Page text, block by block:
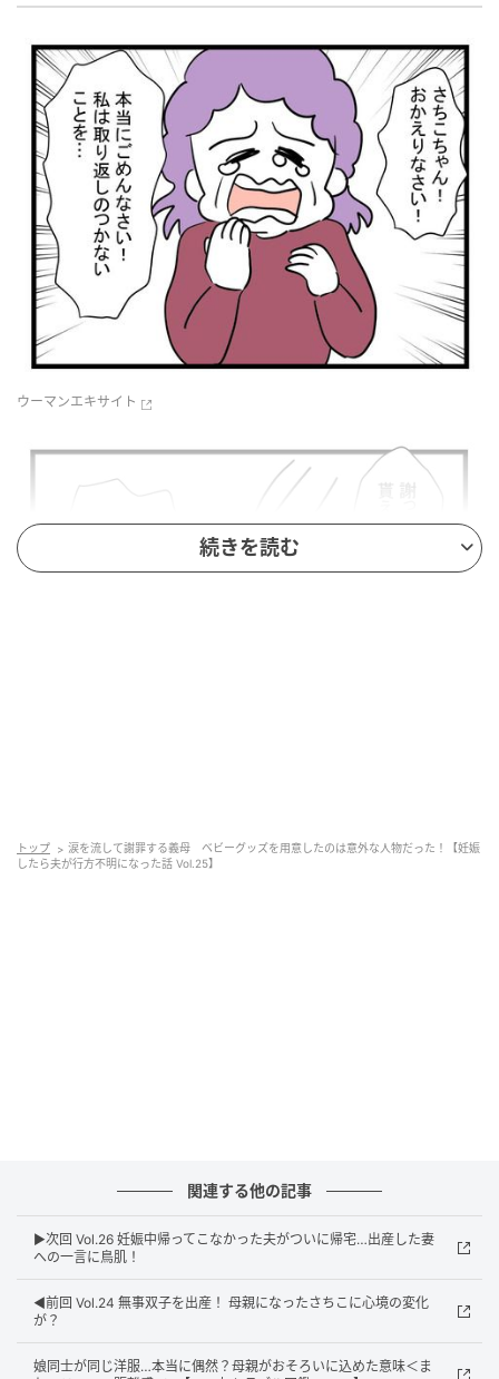
ウーマンエキサイト
続きを読む
トップ
涙を流して謝罪する義母 ベビーグッズを用意したのは意外な人物だった！【妊娠
したら夫が行方不明になった話 Vol.25】
関連する他の記事
▶︎次回 Vol.26 妊娠中帰ってこなかった夫がついに帰宅…出産した妻
への一言に鳥肌！
◀︎前回 Vol.24 無事双子を出産！ 母親になったさちこに心境の変化
が？
娘同士が同じ洋服…本当に偶然？母親がおそろいに込めた意味＜ま